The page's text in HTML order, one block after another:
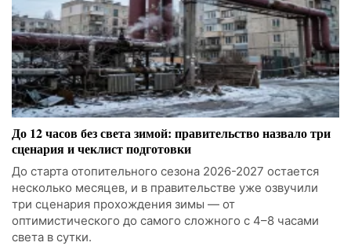
До 12 часов без света зимой: правительство назвало три
сценария и чеклист подготовки
До старта отопительного сезона 2026-2027 остается
несколько месяцев, и в правительстве уже озвучили
три сценария прохождения зимы — от
оптимистического до самого сложного с 4–8 часами
света в сутки.